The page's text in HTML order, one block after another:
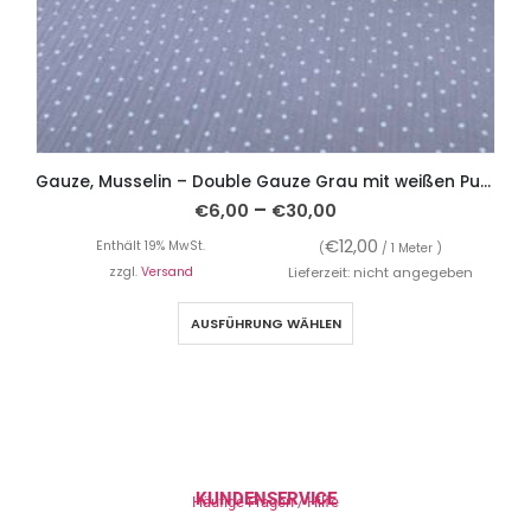
Gauze, Musselin – Double Gauze Grau mit weißen Punkten
€6,00 – €30,00
Enthält 19% MwSt. (€12,00 / 1 Meter )
zzgl. Versand Lieferzeit: nicht angegeben
AUSFÜHRUNG WÄHLEN
KUNDENSERVICE
Häufige Fragen / Hilfe